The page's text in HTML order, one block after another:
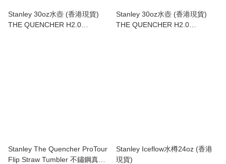
Stanley 30oz水壺 (香港現貨)
THE QUENCHER H2.0
Stanley 30oz水壺 (香港現貨)
THE QUENCHER H2.0
Stanley The Quencher ProTour
Flip Straw Tumbler 不鏽鋼真空
Stanley Iceflow水樽24oz (香港
現貨)